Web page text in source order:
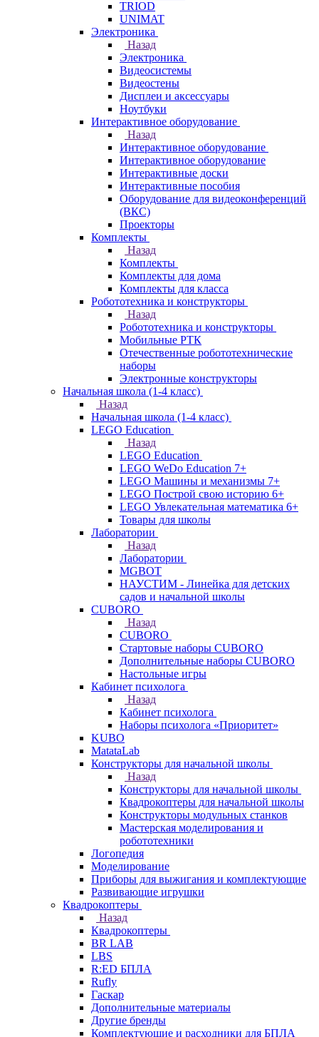
TRIOD
UNIMAT
Электроника
Назад
Электроника
Видеосистемы
Видеостены
Дисплеи и аксессуары
Ноутбуки
Интерактивное оборудование
Назад
Интерактивное оборудование
Интерактивное оборудование
Интерактивные доски
Интерактивные пособия
Оборудование для видеоконференций
(ВКС)
Проекторы
Комплекты
Назад
Комплекты
Комплекты для дома
Комплекты для класса
Робототехника и конструкторы
Назад
Робототехника и конструкторы
Мобильные РТК
Отечественные робототехнические
наборы
Электронные конструкторы
Начальная школа (1-4 класс)
Назад
Начальная школа (1-4 класс)
LEGO Education
Назад
LEGO Education
LEGO WeDo Education 7+
LEGO Машины и механизмы 7+
LEGO Построй свою историю 6+
LEGO Увлекательная математика 6+
Товары для школы
Лаборатории
Назад
Лаборатории
MGBOT
НАУСТИМ - Линейка для детских
садов и начальной школы
CUBORO
Назад
CUBORO
Стартовые наборы CUBORO
Дополнительные наборы CUBORO
Настольные игры
Кабинет психолога
Назад
Кабинет психолога
Наборы психолога «Приоритет»
KUBO
MatataLab
Конструкторы для начальной школы
Назад
Конструкторы для начальной школы
Квадрокоптеры для начальной школы
Конструкторы модульных станков
Мастерская моделирования и
робототехники
Логопедия
Моделирование
Приборы для выжигания и комплектующие
Развивающие игрушки
Квадрокоптеры
Назад
Квадрокоптеры
BR LAB
LBS
R:ED БПЛА
Rufly
Гаскар
Дополнительные материалы
Другие бренды
Комплектующие и расходники для БПЛА